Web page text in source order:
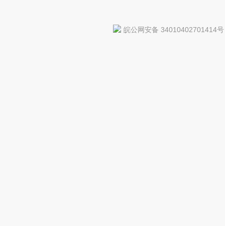
皖公网安备 34010402701414号